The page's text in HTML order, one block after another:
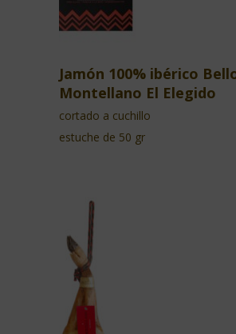
Jamón 100% ibérico
Montellano El Elegido
cortado a cuchillo
estuche de 50 gr